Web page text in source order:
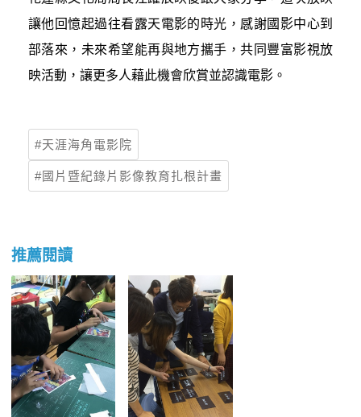
讓他回憶起過往看露天電影的時光，感謝國影中心到
部落來，未來希望能再與地方攜手，共同豐富影視放
映活動，讓更多人藉此機會欣賞並認識電影。
天涯海角電影院
國片暨紀錄片影像教育扎根計畫
推薦閱讀